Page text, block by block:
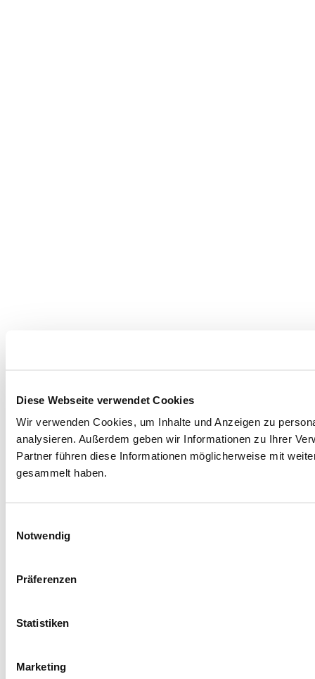
Diese Webseite verwendet Cookies
Wir verwenden Cookies, um Inhalte und Anzeigen zu
analysieren. Außerdem geben wir Informationen zu Ihrer
Partner führen diese Informationen möglicherweise mit
gesammelt haben.
Notwendig
Präferenzen
Statistiken
Marketing